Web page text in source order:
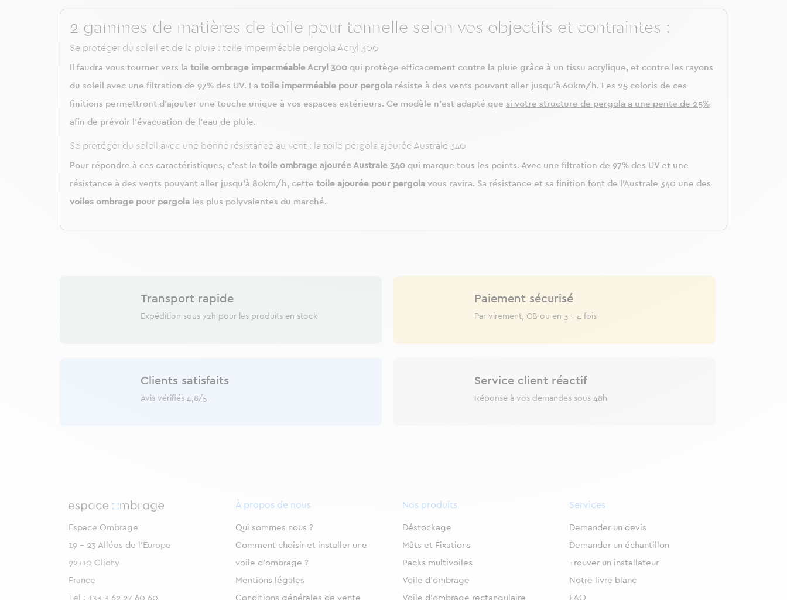
2 gammes de matières de toile pour tonnelle selon vos objectifs et contraintes :
Se protéger du soleil et de la pluie : toile imperméable pergola Acryl 300
Il faudra vous tourner vers la toile ombrage imperméable Acryl 300 qui protège efficacement contre la pluie grâce à un tissu acrylique, et contre les rayons
du soleil avec une filtration de 97% des UV. La toile imperméable pour pergola résiste à des vents pouvant aller jusqu’à 60km/h. Les 25 coloris de ces
finitions permettront d’ajouter une touche unique à vos espaces extérieurs. Ce modèle n’est adapté que si votre structure de pergola a une pente de 25%
afin de prévoir l’évacuation de l’eau de pluie.
Se protéger du soleil avec une bonne résistance au vent : la toile pergola ajourée Australe 340
Pour répondre à ces caractéristiques, c’est la toile ombrage ajourée Australe 340 qui marque tous les points. Avec une filtration de 97% des UV et une
résistance à des vents pouvant aller jusqu’à 80km/h, cette toile ajourée pour pergola vous ravira. Sa résistance et sa finition font de l’Australe 340 une des
voiles ombrage pour pergola les plus polyvalentes du marché.
Transport rapide
Expédition sous 72h pour les produits en stock
Paiement sécurisé
Par virement, CB ou en 3 - 4 fois
Clients satisfaits
Avis vérifiés 4,8/5
Service client réactif
Réponse à vos demandes sous 48h
Espace Ombrage
19 - 23 Allées de l’Europe
92110 Clichy
France
Tel : +33 3 62 27 60 60
À propos de nous
Qui sommes nous ?
Comment choisir et installer une
voile d’ombrage ?
Mentions légales
Conditions générales de vente
Nos produits
Déstockage
Mâts et Fixations
Packs multivoiles
Voile d’ombrage
Voile d’ombrage rectangulaire
Services
Demander un devis
Demander un échantillon
Trouver un installateur
Notre livre blanc
FAQ